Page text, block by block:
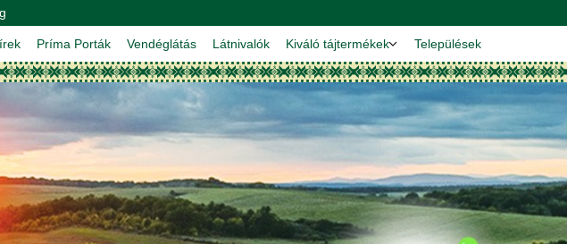
Príma Porták Vendéglátás Látnivalók Kiváló tájtermékek Települések